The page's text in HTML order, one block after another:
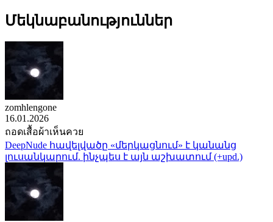
Մեկնաբանություններ
zomhlengone
16.01.2026
ถอดเสื้อผ้าเห็นควย
DeepNude հավելվածը «մերկացնում» է կանանց
լուսանկարում. ինչպես է այն աշխատում (+upd.)